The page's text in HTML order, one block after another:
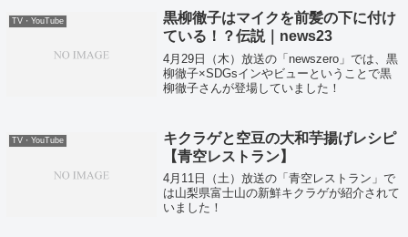
TV・YouTube
黒柳徹子はマイクを前髪の下に付け
ている！？伝説｜news23
4月29日（木）放送の「newszero」では、黒
柳徹子×SDGsインやビューということで黒
柳徹子さんが登場していました！
TV・YouTube
キクラゲと空豆の大和芋揚げレシピ
【青空レストラン】
4月11日（土）放送の「青空レストラン」で
は山梨県富士山の新鮮キクラゲが紹介されて
いました！